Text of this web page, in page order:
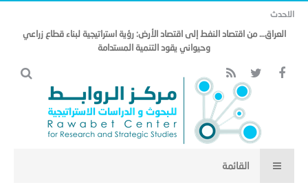
الاحدث
العراق… من اقتصاد النفط إلى اقتصاد الأرض: رؤية استراتيجية لبناء قطاع زراعي
وحيواني يقود التنمية المستدامة